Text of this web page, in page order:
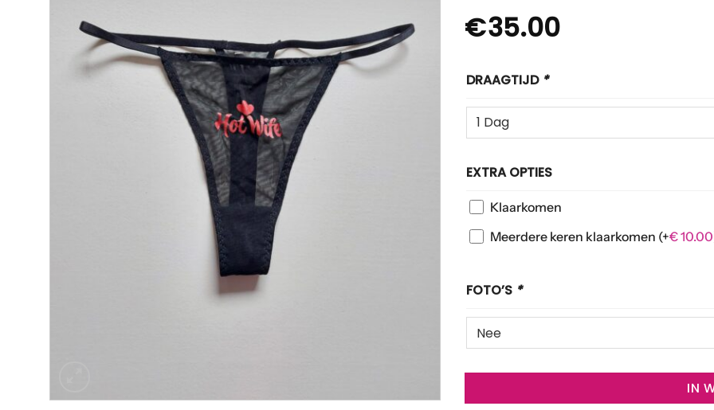
€35.00
DRAAGTIJD *
EXTRA OPTIES
Klaarkomen
Meerdere keren klaarkomen (+€10.00
FOTO’S *
IN